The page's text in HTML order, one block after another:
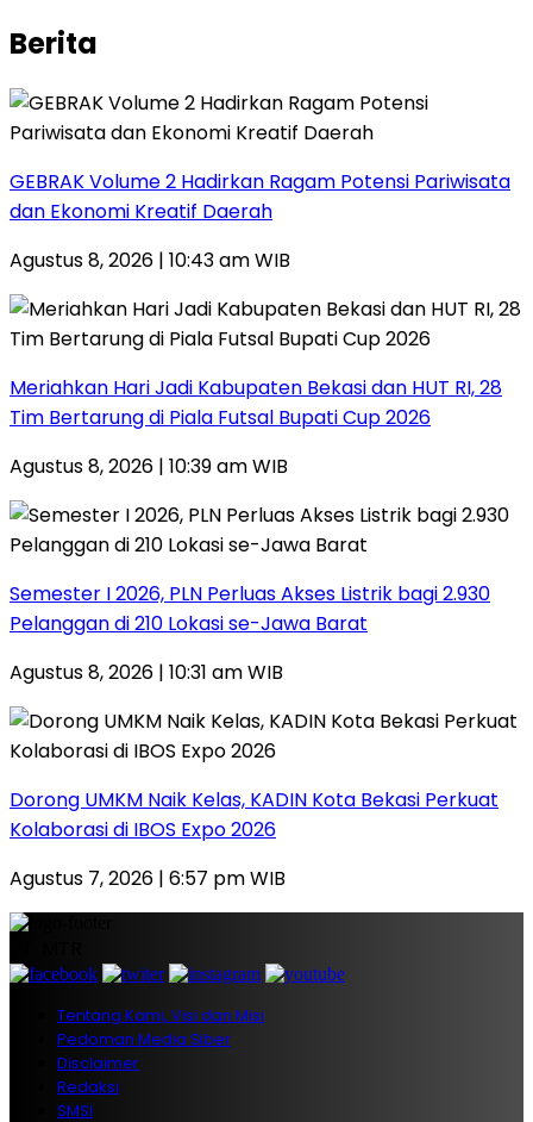
Berita
GEBRAK Volume 2 Hadirkan Ragam Potensi Pariwisata
dan Ekonomi Kreatif Daerah
Agustus 8, 2026 | 10:43 am WIB
Meriahkan Hari Jadi Kabupaten Bekasi dan HUT RI, 28
Tim Bertarung di Piala Futsal Bupati Cup 2026
Agustus 8, 2026 | 10:39 am WIB
Semester I 2026, PLN Perluas Akses Listrik bagi 2.930
Pelanggan di 210 Lokasi se-Jawa Barat
Agustus 8, 2026 | 10:31 am WIB
Dorong UMKM Naik Kelas, KADIN Kota Bekasi Perkuat
Kolaborasi di IBOS Expo 2026
Agustus 7, 2026 | 6:57 pm WIB
Tentang Kami, Visi dan Misi
Pedoman Media Siber
Disclaimer
Redaksi
SMSI